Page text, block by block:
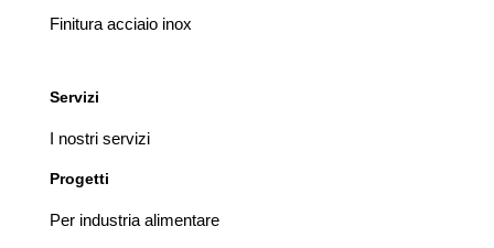
Finitura acciaio inox
Servizi
I nostri servizi
Progetti
Per industria alimentare